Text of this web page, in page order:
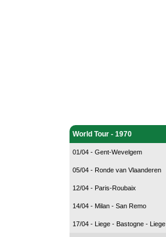
World Tour - 1970
01/04 - Gent-Wevelgem
05/04 - Ronde van Vlaanderen
12/04 - Paris-Roubaix
14/04 - Milan - San Remo
17/04 - Liege - Bastogne - Liege